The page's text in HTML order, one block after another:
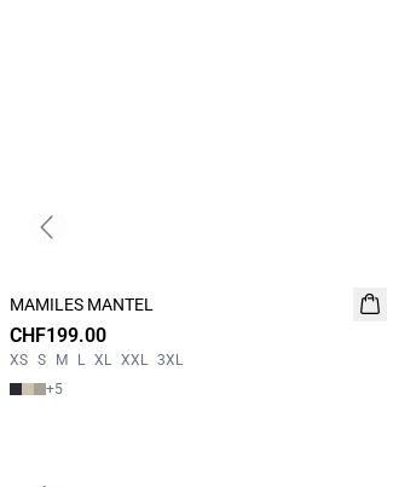
NEUHEIT
MAMILES MANTEL
CHF199.00
XS S M L XL XXL 3XL
+5
Previous slide